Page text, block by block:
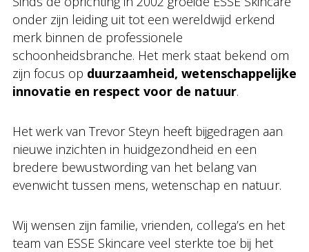
onder zijn leiding uit tot een wereldwijd erkend
merk binnen de professionele
schoonheidsbranche. Het merk staat bekend om
zijn focus op duurzaamheid, wetenschappelijke
innovatie en respect voor de natuur.
Het werk van Trevor Steyn heeft bijgedragen aan
nieuwe inzichten in huidgezondheid en een
bredere bewustwording van het belang van
evenwicht tussen mens, wetenschap en natuur.
Wij wensen zijn familie, vrienden, collega’s en het
team van ESSE Skincare veel sterkte toe bij het